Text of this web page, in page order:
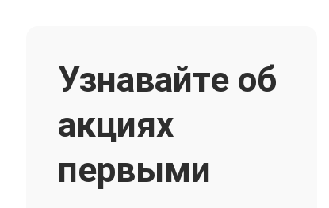
Узнавайте об
акциях
первыми